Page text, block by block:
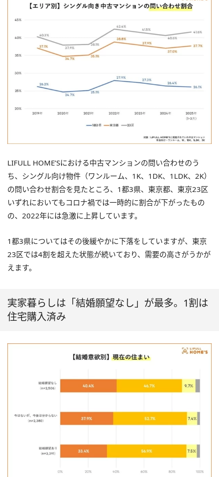
LIFULL HOME’Sにおける中古マンションの問い合わせのう
ち、シングル向け物件（ワンルーム、1K、1DK、1LDK、2K）
の問い合わせ割合を見たところ、1都3県、東京都、東京23区
いずれにおいてもコロナ禍では一時的に割合が下がったもの
の、2022年には急激に上昇しています。
1都3県についてはその後緩やかに下落をしていますが、東京
23区では4割を超えた状態が続いており、需要の高さがうかが
えます。
実家暮らしは「結婚願望なし」が最多。1割は
住宅購入済み